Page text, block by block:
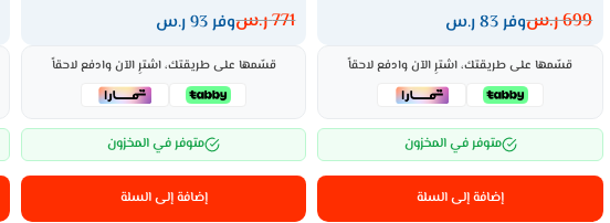
699ر.سوفر 83 ر.س
قسّمها على طريقتك، اشترِ الآن وادفع لاحقاً
متوفر في المخزون
إضافة إلى السلة
771ر.سوفر 93 ر.س
قسّمها على طريقتك، اشترِ الآن وادفع لاحقاً
متوفر في المخزون
إضافة إلى السلة